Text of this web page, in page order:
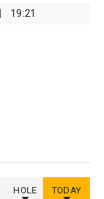
19:21
HOLE TODAY